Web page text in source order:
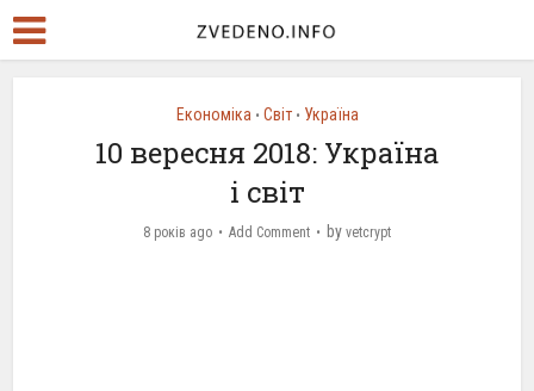
Економіка • Світ • Україна
10 вересня 2018: Україна
і світ
8 років ago Add Comment by vetcrypt